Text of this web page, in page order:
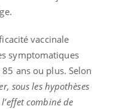
vaccinale
symptomatiques
ans ou plus. Selon
sous les hypothèses
combiné de